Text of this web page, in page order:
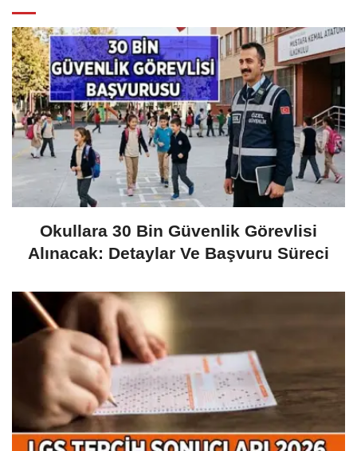
Okullara 30 Bin Güvenlik Görevlisi
Alınacak: Detaylar Ve Başvuru Süreci